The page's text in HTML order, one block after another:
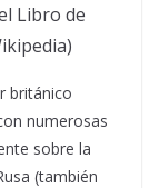
Libro de
británico
numerosas
sobre la
(también